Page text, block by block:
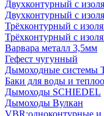
Двухконтурный с
Двухконтурный с
Трёхконтурный с
Трёхконтурный с
Варвара металл 3,5мм
Гефест чугунный
Дымоходные системы
Баки для воды и
Дымоходы SCHIEDEL
Дымоходы Вулкан
VBR:одноконтурные и